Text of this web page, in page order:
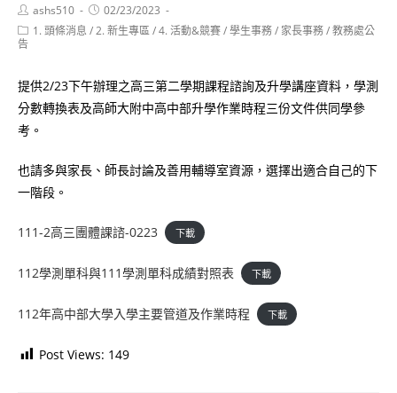
Post
author:
ashs510
Post
published:
02/23/2023
Post
category:
1. 頭條消息 /2. 新生專區/4. 活動&競賽/學生事務/ 家長事務/教務處公
告
提供2/23下午辦理之高三第二學期課程諮詢及升學講座資料，學測
分數轉換表及高師大附中高中部升學作業時程三份文件供同學參
考。
也請多與家長、師長討論及善用輔導室資源，選擇出適合自己的下
一階段。
111-2高三團體課諮-0223 下載
112學測單科與111學測單科成績對照表 下載
112年高中部大學入學主要管道及作業時程 下載
Post Views: 149